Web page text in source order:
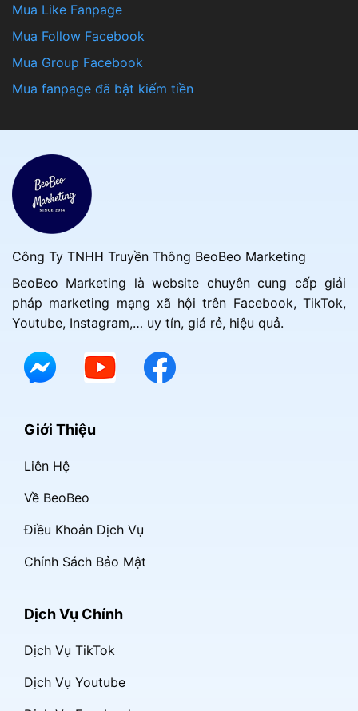
Mua Like Fanpage
Mua Follow Facebook
Mua Group Facebook
Mua fanpage đã bật kiếm tiền
Công Ty TNHH Truyền Thông BeoBeo Marketing
BeoBeo Marketing là website chuyên cung cấp giải
pháp marketing mạng xã hội trên Facebook, TikTok,
Youtube, Instagram,… uy tín, giá rẻ, hiệu quả.
Giới Thiệu
Liên Hệ
Về BeoBeo
Điều Khoản Dịch Vụ
Chính Sách Bảo Mật
Dịch Vụ Chính
Dịch Vụ TikTok
Dịch Vụ Youtube